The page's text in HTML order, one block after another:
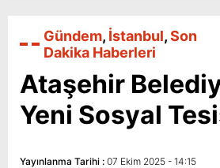
Gündem, İstanbul,Son
Dakika Haberleri
Ataşehir
Yeni Sosyal
Yayınlanma Tarihi : 07 Ekim 2025 - 14:15